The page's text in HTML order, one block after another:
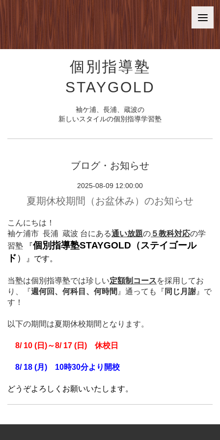
個別指導塾
STAYGOLD
袖ケ浦、長浦、蔵波の
新しいスタイルの個別指導学習塾
ブログ・お知らせ
2025-08-09 12:00:00
夏期休校期間（お盆休み）のお知らせ
こんにちは！
袖ケ浦市 長浦 蔵波 台にある通い放題の ５教科対応の学
習塾 『個別指導塾STAYGOLD（ステイゴール
ド） 』 です。
当塾は個別指導塾では珍しい定額制コースを採用してお
り、
『週何回、何科目、何時間 』通っても 『 同じ月謝 』で
す！
以下の期間は夏期休校期間となります。
8/ 10 (日)～8/ 17 (日) 休校日
8/ 18 (月) 10時30分より開校
どうぞよろしくお願いいたします。